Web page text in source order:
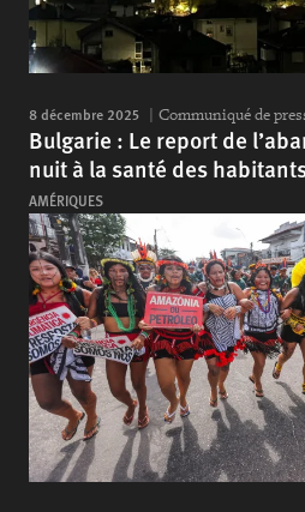
8 décembre 2025 Communiqué de
Bulgarie : Le report de
nuit à la santé des
AMÉRIQUES